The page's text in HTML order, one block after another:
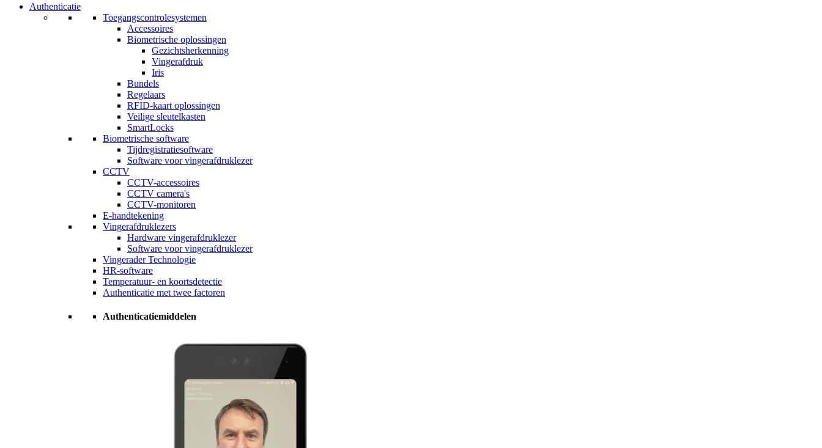
Authenticatie
Toegangscontrolesystemen
Accessoires
Biometrische oplossingen
Gezichtsherkenning
Vingerafdruk
Iris
Bundels
Regelaars
RFID-kaart oplossingen
Veilige sleutelkasten
SmartLocks
Biometrische software
Tijdregistratiesoftware
Software voor vingerafdruklezer
CCTV
CCTV-accessoires
CCTV camera's
CCTV-monitoren
E-handtekening
Vingerafdruklezers
Hardware vingerafdruklezer
Software voor vingerafdruklezer
Vingerader Technologie
HR-software
Temperatuur- en koortsdetectie
Authenticatie met twee factoren
Authenticatiemiddelen